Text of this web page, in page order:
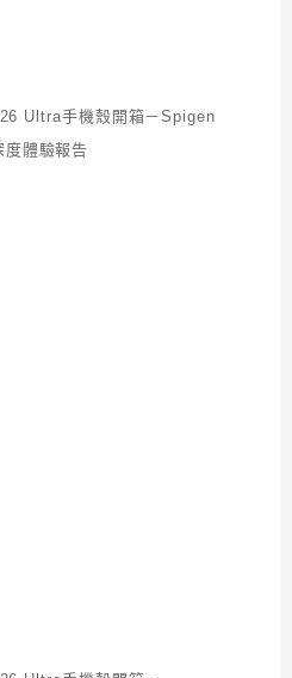
Ultra手機殼開箱－Spigen
體驗報告